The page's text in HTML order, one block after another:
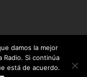
damos la mejor
Radio. Si continúa
está de acuerdo.